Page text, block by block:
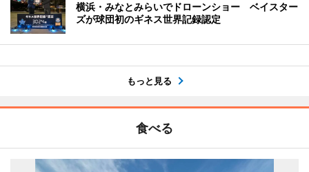
横浜・みなとみらいでドローンショー ベイスター
ズが球団初のギネス世界記録認定
もっと見る
食べる